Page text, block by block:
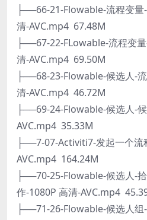
├──66-21-Flowable-流程变量
清-AVC.mp4 67.48M
├──67-22-FLowable-流程变
清-AVC.mp4 69.50M
├──68-23-Flowable-候选人-
清-AVC.mp4 46.72M
├──69-24-Flowable-候选人-
AVC.mp4 35.33M
├──7-07-Activiti7-发起一个流
AVC.mp4 164.24M
├──70-25-Flowable-候选人-
作-1080P 高清-AVC.mp4
├──71-26-Flowable-候选人